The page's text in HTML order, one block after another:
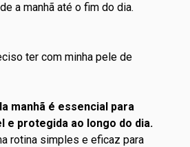
a manhã até o fim do dia.
ter com minha pele de
manhã é essencial para
e protegida ao longo do dia.
rotina simples e eficaz para